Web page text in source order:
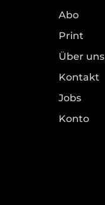
Abo
Print
Über uns
Kontakt
Jobs
Konto